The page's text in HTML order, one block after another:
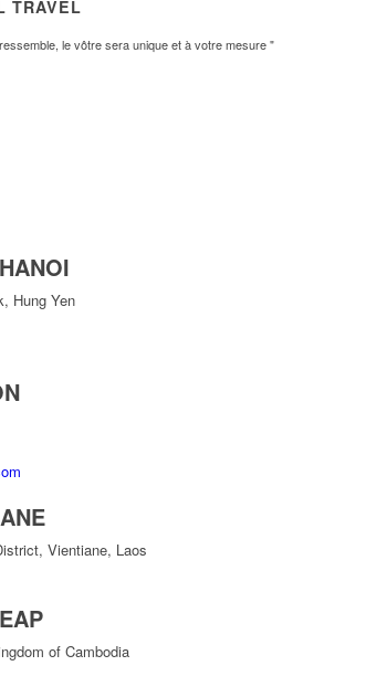
le vôtre sera unique et à votre mesure "
TRAVEL
Hung Yen
Vientiane, Laos
of Cambodia